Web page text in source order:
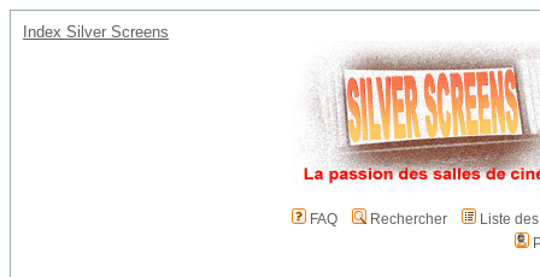
Index Silver Screens
FAQ Rechercher
Liste